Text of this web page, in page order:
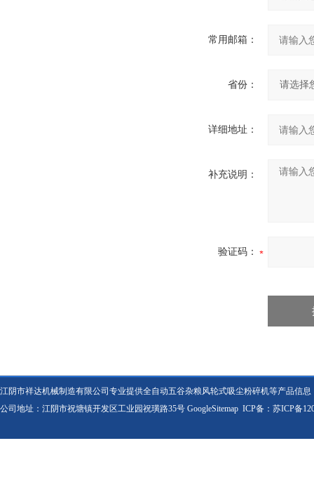
常用邮箱：
省份：
详细地址：
补充说明：
验证码：
江阴市祥达机械制造有限公司专业提供全自动五谷杂粮风轮式吸尘粉碎机等产品信
公司地址：江阴市祝塘镇开发区工业园祝璜路35号 GoogleSitemap ICP备： 苏ICP备